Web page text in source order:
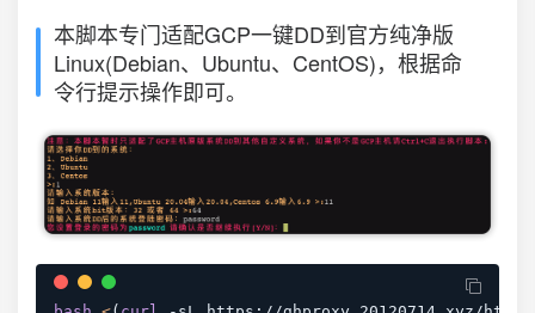
本脚本专门适配GCP一键DD到官方纯净版
Linux(Debian、Ubuntu、CentOS)，根据命
令行提示操作即可。